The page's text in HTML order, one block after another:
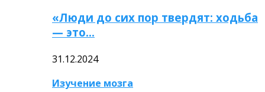
«Люди до сих пор твердят: ходьба
— это…
31.12.2024
Изучение мозга